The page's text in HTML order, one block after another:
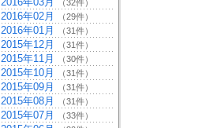
（32件）
2016年02月 （29件）
2016年01月 （31件）
2015年12月 （31件）
2015年11月 （30件）
2015年10月 （31件）
2015年09月 （31件）
2015年08月 （31件）
2015年07月 （33件）